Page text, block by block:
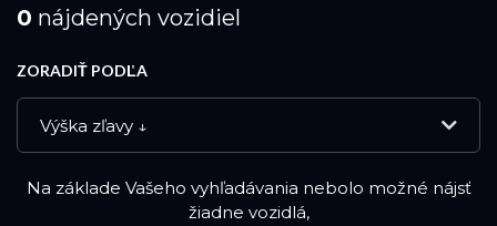
0 nájdených vozidiel
ZORADIŤ PODĽA
Výška zľavy ↓
Na základe Vašeho vyhľadávania nebolo možné nájsť
žiadne vozidlá,